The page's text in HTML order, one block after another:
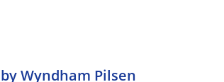
Wyndham Pilsen